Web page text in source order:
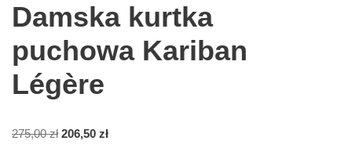
Damska kurtka
puchowa Kariban
Légère
275,00zł 206,50 zł